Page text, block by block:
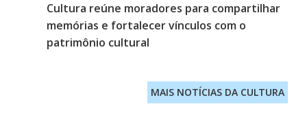
Cultura reúne moradores para compartilhar
memórias e fortalecer vínculos com o
patrimônio cultural
MAIS NOTÍCIAS DA CULTURA